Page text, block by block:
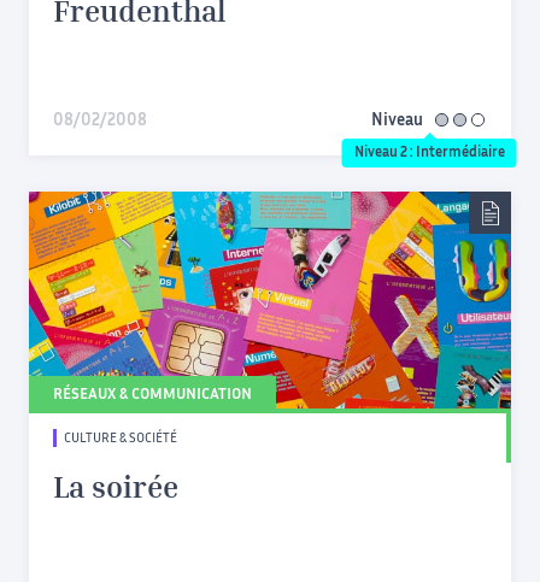
Freudenthal
08/02/2008 Niveau intermédiaire
Niveau 2 : Intermédiaire
RÉSEAUX & COMMUNICATION
CULTURE & SOCIÉTÉ
La soirée